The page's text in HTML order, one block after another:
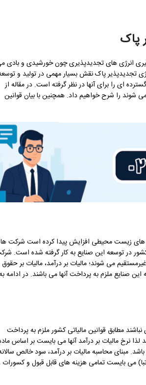
پاک
انرژی های تجدیدپذیری چون خورشیدی و بادی
تجدیدپذیر پاک نقش بسیار مهمی در تولید و
ای را برای آنها در نظر گرفته است. در مقاله از
را شرح خواهیم داد. همچنین با بیان قوانین
های زیست محیطی افزایش پیدا کرده است شرکت
در توسعه این صنایع به کار گرفته شده است.
می شوند؛ مالیات بر درآمد، مالیات بر حقوق
این صنایع ملزم به پرداخت آنها می باشند. در ادامه
مطابق قوانین مالیاتی کشور ملزم به پرداخت
نرخ مالیات بر درآمد آنها می بایست بر اساس
محاسبه شود؛ نرخ مالیات بر درآمد سالانه اشخاص حقوقی معادل 25 درصد می باشد. مبنای محاسبه مالیات بر درآمد، سود خالص
درآمد فروش برق (اغلب از طریق قراردادهای خرید تضمینی ۲۰ ساله با ساتبا) می بایست تمامی هزینه های قابل قبول و